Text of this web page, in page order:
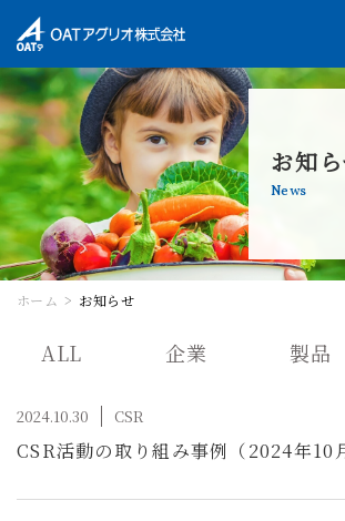
お知
News
ホーム お知らせ
ALL 企業 製品
2024.10.30 CSR
CSR活動の取り組み事例（2024年10